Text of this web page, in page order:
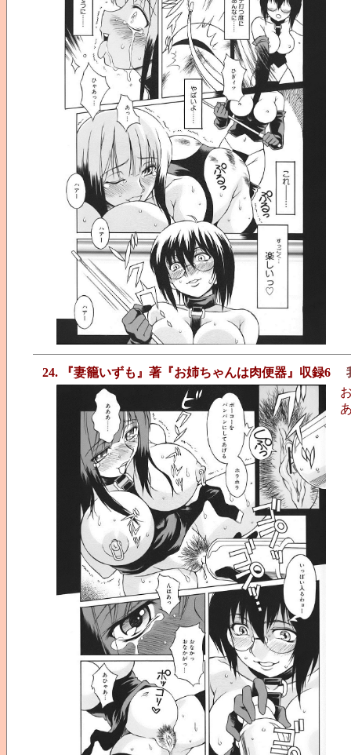
24. 『妻籠いずも』著『お姉ちゃんは肉便器』収録6